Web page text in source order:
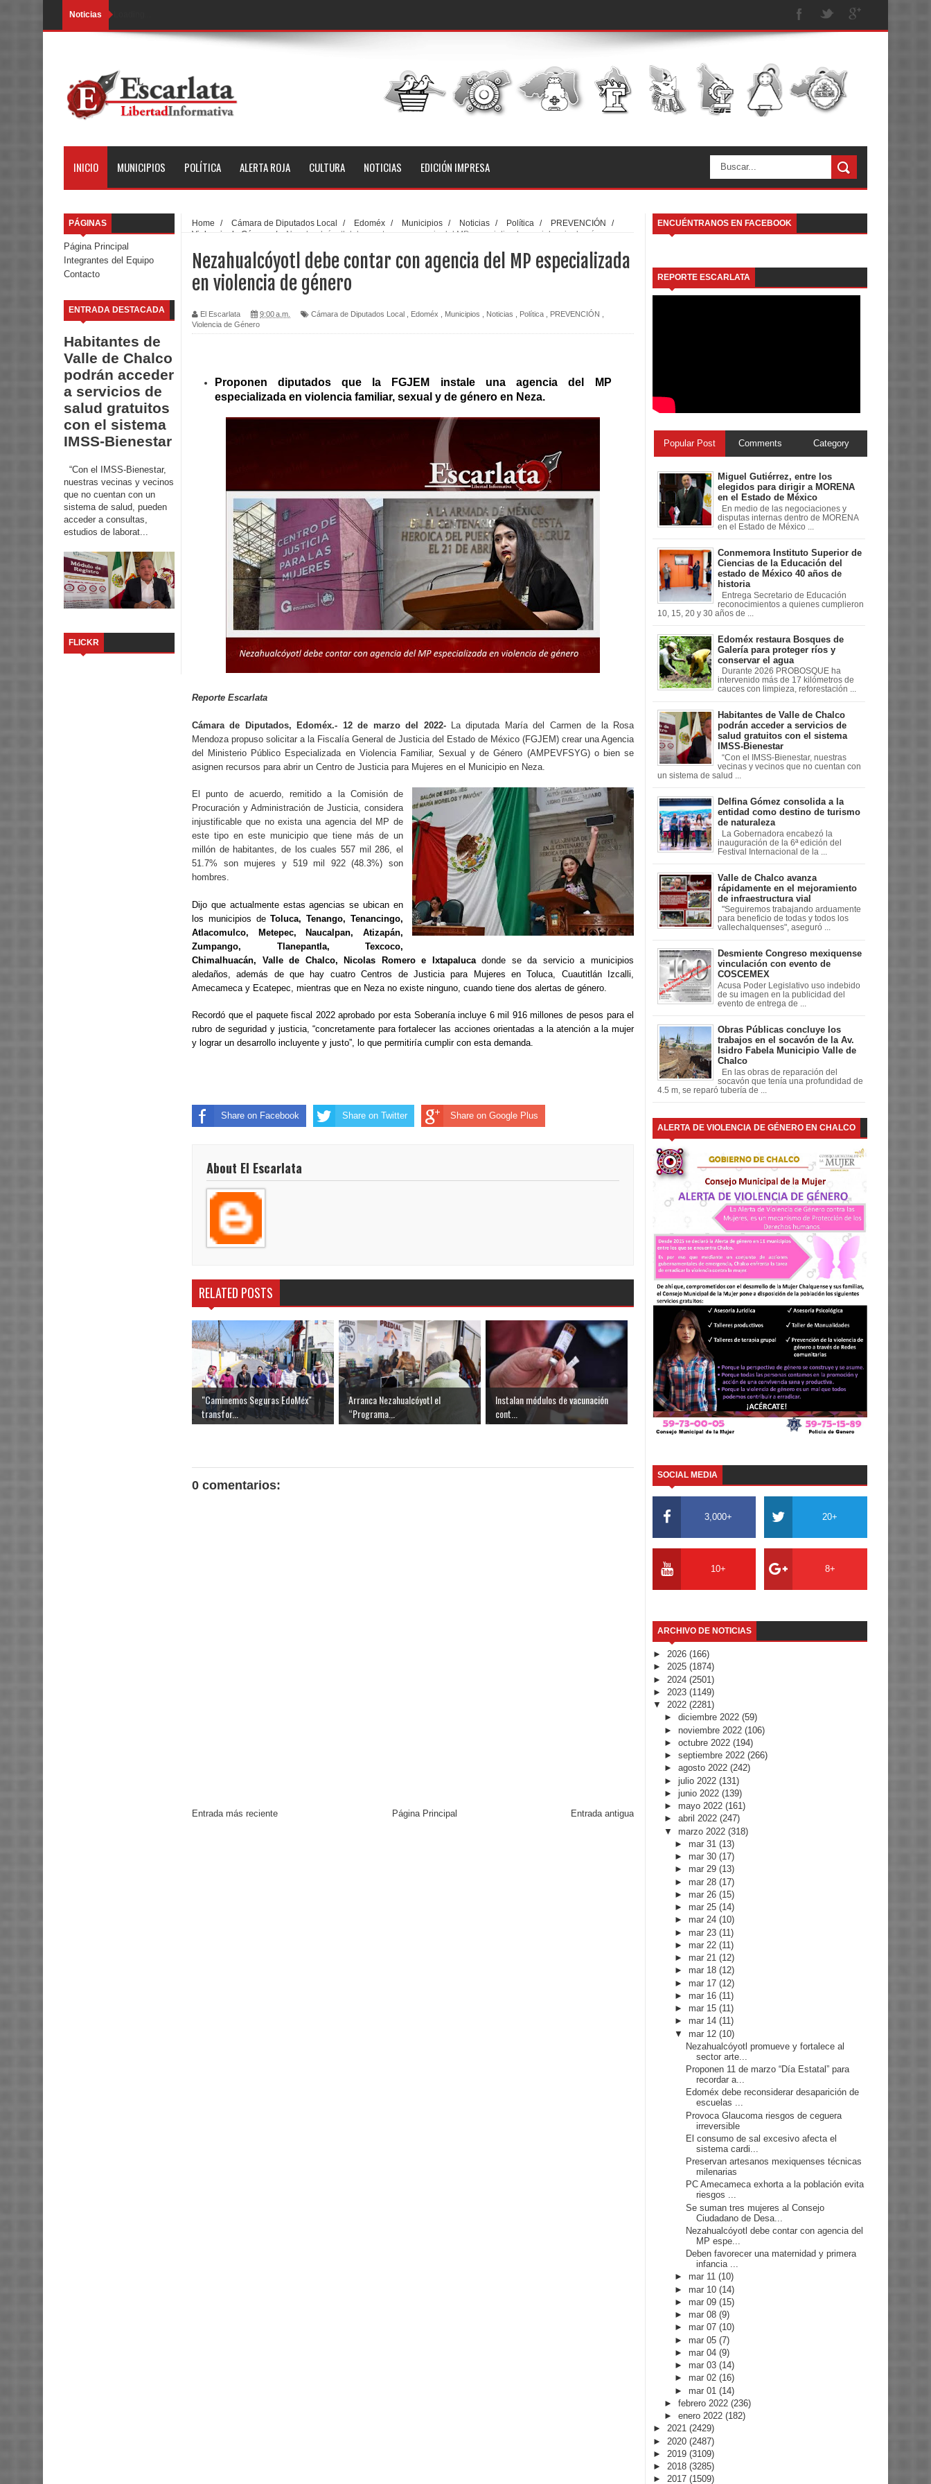
Noticias
INICIO MUNICIPIOS POLÍTICA ALERTA ROJA CULTURA NOTICIAS EDICIÓN IMPRESA
PÁGINAS
Página Principal
Integrantes del Equipo
Contacto
ENTRADA DESTACADA
Habitantes de
Valle de Chalco
podrán acceder
a servicios de
salud gratuitos
con el sistema
IMSS-Bienestar
“Con el IMSS-Bienestar,
nuestras vecinas y vecinos
que no cuentan con un
sistema de salud, pueden
acceder a consultas,
estudios de laborat...
FLICKR
Home / Cámara de Diputados Local / Edoméx / Municipios / Noticias / Política / PREVENCIÓN
/
Violencia de Género
/ Nezahualcóyotl debe contar con agencia del MP especializada en violencia de género
Nezahualcóyotl debe contar con agencia del MP especializada
en violencia de género
El Escarlata 9:00 a.m. Cámara de Diputados Local Edoméx Municipios Noticias Política PREVENCIÓN
Violencia de Género
Proponen diputados que la FGJEM instale una agencia del MP
especializada en violencia familiar, sexual y de género en Neza.
Reporte Escarlata
Cámara de Diputados, Edoméx.- 12 de marzo del 2022-La diputada María del Carmen de la Rosa
Mendoza propuso solicitar a la Fiscalía General de Justicia del Estado de México (FGJEM) crear una Agencia
del Ministerio Público Especializada en Violencia Familiar, Sexual y de Género (AMPEVFSYG) o bien se
asignen recursos para abrir un Centro de Justicia para Mujeres en el Municipio en Neza.
El punto de acuerdo, remitido a la Comisión de
Procuración y Administración de Justicia, considera
injustificable que no exista una agencia del MP de
este tipo en este municipio que tiene más de un
millón de habitantes, de los cuales 557 mil 286, el
51.7% son mujeres y 519 mil 922 (48.3%) son
hombres.
Dijo que actualmente estas agencias se ubican en
los municipios deToluca, Tenango, Tenancingo,
Atlacomulco, Metepec, Naucalpan, Atizapán,
Zumpango, Tlanepantla, Texcoco,
Chimalhuacán, Valle de Chalco, Nicolas Romero e Ixtapalucadonde se da servicio a municipios
aledaños, además de que hay cuatro Centros de Justicia para Mujeres en Toluca, Cuautitlán Izcalli,
Amecameca y Ecatepec, mientras que en Neza no existe ninguno, cuando tiene dos alertas de género.
Recordó que el paquete fiscal 2022 aprobado por esta Soberanía incluye 6 mil 916 millones de pesos para el
rubro de seguridad y justicia, “concretamente para fortalecer las acciones orientadas a la atención a la mujer
y lograr un desarrollo incluyente y justo”, lo que permitiría cumplir con esta demanda.
Share on Facebook Share on Twitter Share on Google Plus
About El Escarlata
RELATED POSTS
"Caminemos Seguras EdoMéx"
transfor...
Arranca Nezahualcóyotl el
“Programa...
Instalan módulos de vacunación
cont...
0 comentarios:
Entrada más reciente Entrada antigua
Página Principal
ENCUÉNTRANOS EN FACEBOOK
REPORTE ESCARLATA
Popular Post Comments Category
Miguel Gutiérrez, entre los
elegidos para dirigir a MORENA
en el Estado de México
En medio de las negociaciones y
disputas internas dentro de MORENA
en el Estado de México ...
Conmemora Instituto Superior de
Ciencias de la Educación del
estado de México 40 años de
historia
Entrega Secretario de Educación
reconocimientos a quienes cumplieron
10, 15, 20 y 30 años de ...
Edoméx restaura Bosques de
Galería para proteger ríos y
conservar el agua
Durante 2026 PROBOSQUE ha
intervenido más de 17 kilómetros de
cauces con limpieza, reforestación ...
Habitantes de Valle de Chalco
podrán acceder a servicios de
salud gratuitos con el sistema
IMSS-Bienestar
“Con el IMSS-Bienestar, nuestras
vecinas y vecinos que no cuentan con
un sistema de salud ...
Delfina Gómez consolida a la
entidad como destino de turismo
de naturaleza
La Gobernadora encabezó la
inauguración de la 6ª edición del
Festival Internacional de la ...
Valle de Chalco avanza
rápidamente en el mejoramiento
de infraestructura vial
"Seguiremos trabajando arduamente
para beneficio de todas y todos los
vallechalquenses", aseguró ...
Desmiente Congreso mexiquense
vinculación con evento de
COSCEMEX
Acusa Poder Legislativo uso indebido
de su imagen en la publicidad del
evento de entrega de ...
Obras Públicas concluye los
trabajos en el socavón de la Av.
Isidro Fabela Municipio Valle de
Chalco
En las obras de reparación del
socavón que tenía una profundidad de
4.5 m, se reparó tubería de ...
ALERTA DE VIOLENCIA DE GÉNERO EN CHALCO
SOCIAL MEDIA
3,000+ 20+
10+ 8+
ARCHIVO DE NOTICIAS
► 2026 (166)
► 2025 (1874)
► 2024 (2501)
► 2023 (1149)
▼ 2022 (2281)
► diciembre 2022 (59)
► noviembre 2022 (106)
► octubre 2022 (194)
► septiembre 2022 (266)
► agosto 2022 (242)
► julio 2022 (131)
► junio 2022 (139)
► mayo 2022 (161)
► abril 2022 (247)
▼ marzo 2022 (318)
► mar 31(13)
► mar 30(17)
► mar 29(13)
► mar 28(17)
► mar 26(15)
► mar 25(14)
► mar 24(10)
► mar 23(11)
► mar 22(11)
► mar 21(12)
► mar 18(12)
► mar 17(12)
► mar 16(11)
► mar 15(11)
► mar 14(11)
▼ mar 12(10)
Nezahualcóyotl promueve y fortalece al
sector arte...
Proponen 11 de marzo “Día Estatal” para
recordar a...
Edoméx debe reconsiderar desaparición de
escuelas ...
Provoca Glaucoma riesgos de ceguera
irreversible
El consumo de sal excesivo afecta el
sistema cardi...
Preservan artesanos mexiquenses técnicas
milenarias
PC Amecameca exhorta a la población evita
riesgos ...
Se suman tres mujeres al Consejo
Ciudadano de Desa...
Nezahualcóyotl debe contar con agencia del
MP espe...
Deben favorecer una maternidad y primera
infancia ...
► mar 11(10)
► mar 10(14)
► mar 09(15)
► mar 08(9)
► mar 07(10)
► mar 05(7)
► mar 04(9)
► mar 03(14)
► mar 02(16)
► mar 01(14)
► febrero 2022 (236)
► enero 2022 (182)
► 2021 (2429)
► 2020 (2487)
► 2019 (3109)
► 2018 (3285)
► 2017 (1509)